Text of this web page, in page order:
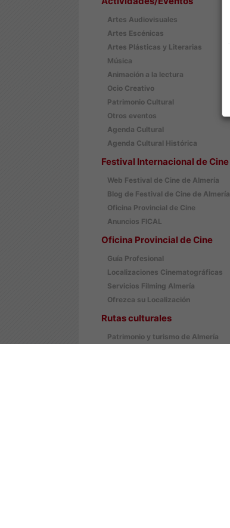
Artes Audiovisuales
Artes Escénicas
Artes Plásticas y Literarias
Música
Animación a la lectura
Ocio Creativo
Patrimonio Cultural
Otros eventos
Agenda Cultural
Agenda Cultural Histórica
Festival Internacional de Cine
Web Festival de Cine de Almería
Blog de Festival de Cine de Almería
Oficina Provincial de Cine
Anuncios FICAL
Oficina Provincial de Cine
Guía Profesional
Localizaciones Cinematográficas
Servicios Filming Almería
Ofrezca su Localización
Rutas culturales
Patrimonio y turismo de Almería